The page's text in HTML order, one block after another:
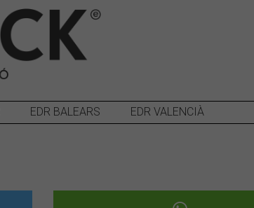
EDR BALEARS EDR VALENCIÀ